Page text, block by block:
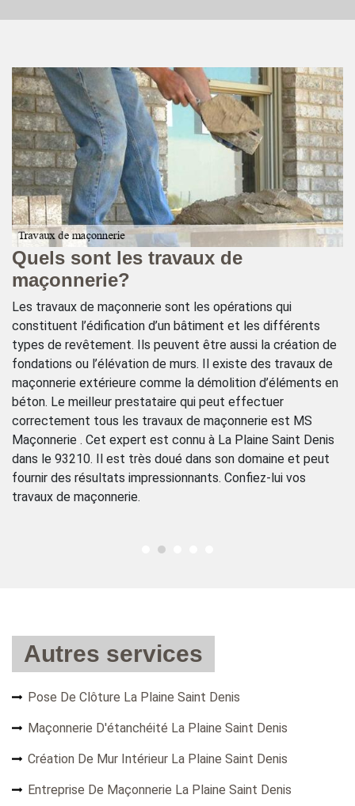
Quels sont les travaux de
maçonnerie?
Les travaux de maçonnerie sont les opérations qui
constituent l’édification d’un bâtiment et les différents
types de revêtement. Ils peuvent être aussi la création de
fondations ou l’élévation de murs. Il existe des travaux de
maçonnerie extérieure comme la démolition d’éléments en
béton. Le meilleur prestataire qui peut effectuer
correctement tous les travaux de maçonnerie est MS
Maçonnerie . Cet expert est connu à La Plaine Saint Denis
dans le 93210. Il est très doué dans son domaine et peut
fournir des résultats impressionnants. Confiez-lui vos
travaux de maçonnerie.
Autres services
Pose De Clôture La Plaine Saint Denis
Maçonnerie D'étanchéité La Plaine Saint Denis
Création De Mur Intérieur La Plaine Saint Denis
Entreprise De Maçonnerie La Plaine Saint Denis